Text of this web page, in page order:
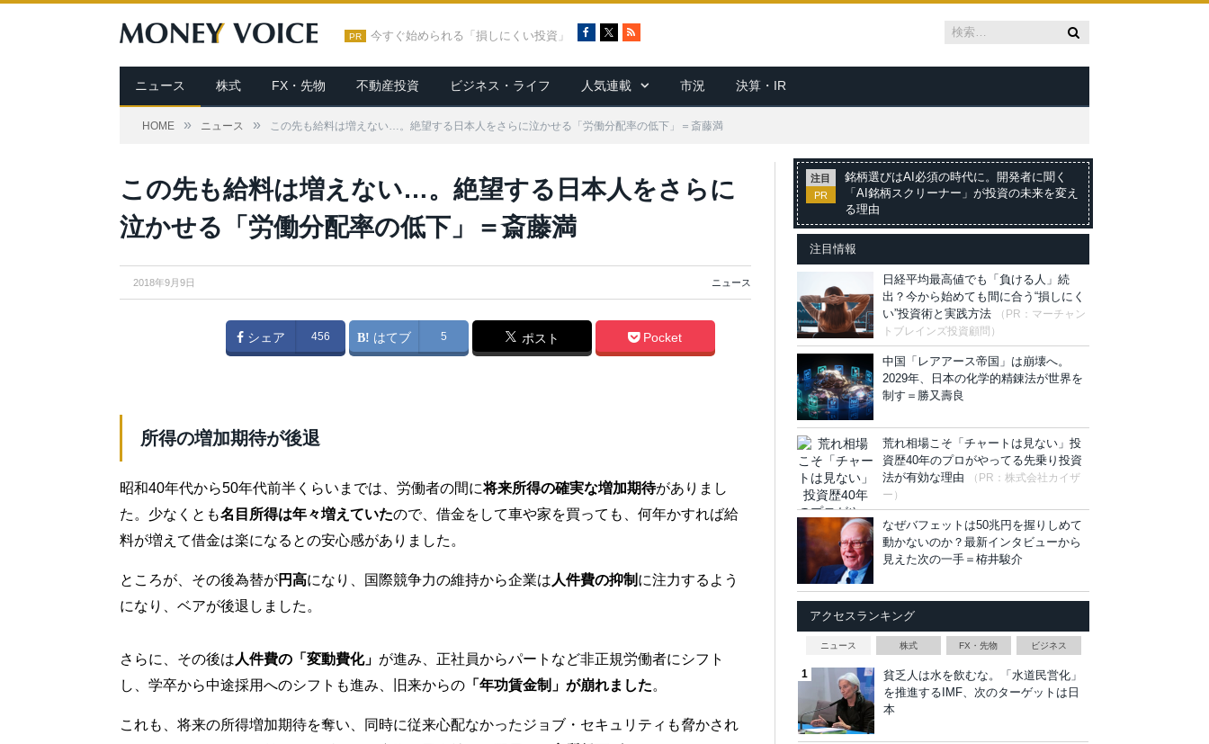
PR 今すぐ始められる「損しにくい投資」
c
e
b
o
R
S
ニュース 株式 FX・先物 不動産投資 ビジネス・ライフ 人気連載 市況 決算・IR
HOME » ニュース » この先も給料は増えない…。絶望する日本人をさらに泣かせる「労働分配率の低下」＝斎藤満
この先も給料は増えない…。絶望する日本人をさらに
泣かせる「労働分配率の低下」＝斎藤満
2018年9月9日 ニュース
シェア 456 はてブ 5 ポスト Pocket
所得の増加期待が後退
昭和40年代から50年代前半くらいまでは、労働者の間に将来所得の確実な増加期待がありまし
た。少なくとも名目所得は年々増えていたので、借金をして車や家を買っても、何年かすれば給
料が増えて借金は楽になるとの安心感がありました。
ところが、その後為替が円高になり、国際競争力の維持から企業は 人件費の抑制 に注力するよう
になり、ベアが後退しました。
さらに、その後は 人件費の「変動費化」 が進み、正社員からパートなど非正規労働者にシフト
し、学卒から中途採用へのシフトも進み、旧来からの 「年功賃金制」が崩れました。
これも、将来の所得増加期待を奪い、同時に従来心配なかったジョブ・セキュリティも脅かされ
注目
PR
銘柄選びはAI必須の時代に。開発者に聞く
「AI銘柄スクリーナー」が投資の未来を変え
る理由
注目情報
日経平均最高値でも「負ける人」続
出？今から始めても間に合う“損しにく
い”投資術と実践方法
（PR：マーチャン
トブレインズ投資顧問）
中国「レアアース帝国」は崩壊へ。
2029年、日本の化学的精錬法が世界を
制す＝勝又壽良
荒れ相場こそ「チャートは見ない」投
資歴40年のプロがやってる先乗り投資
法が有効な理由
（PR：株式会社カイザ
ー）
なぜバフェットは50兆円を握りしめて
動かないのか？最新インタビューから
見えた次の一手＝栫井駿介
アクセスランキング
ニュース 株式 FX・先物 ビジネス
貧乏人は水を飲むな。「水道民営化」
を推進するIMF、次のターゲットは日
本